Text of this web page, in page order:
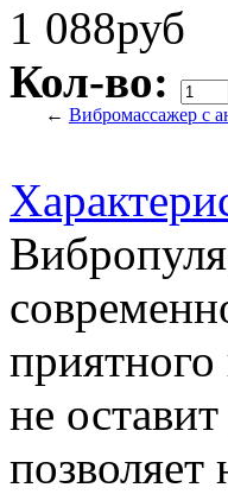
1 088руб
Кол-во:
← Вибромассажер с
не